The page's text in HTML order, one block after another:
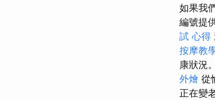
如果我
編號提
試 心得
按摩教
康狀況
外燴 從
正在變